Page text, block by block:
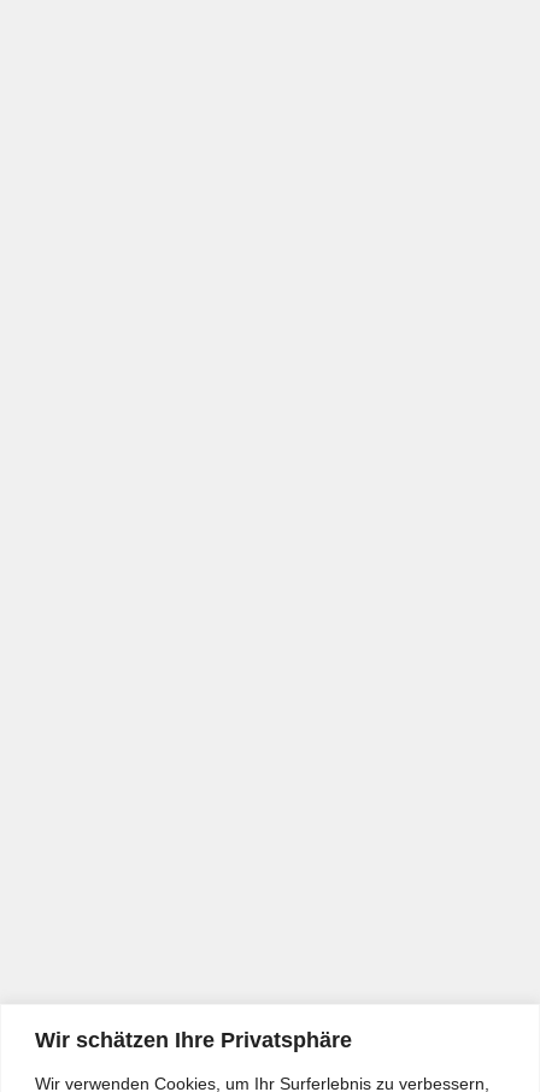
Wir schätzen Ihre Privatsphäre
Wir verwenden Cookies, um Ihr Surferlebnis zu verbessern,